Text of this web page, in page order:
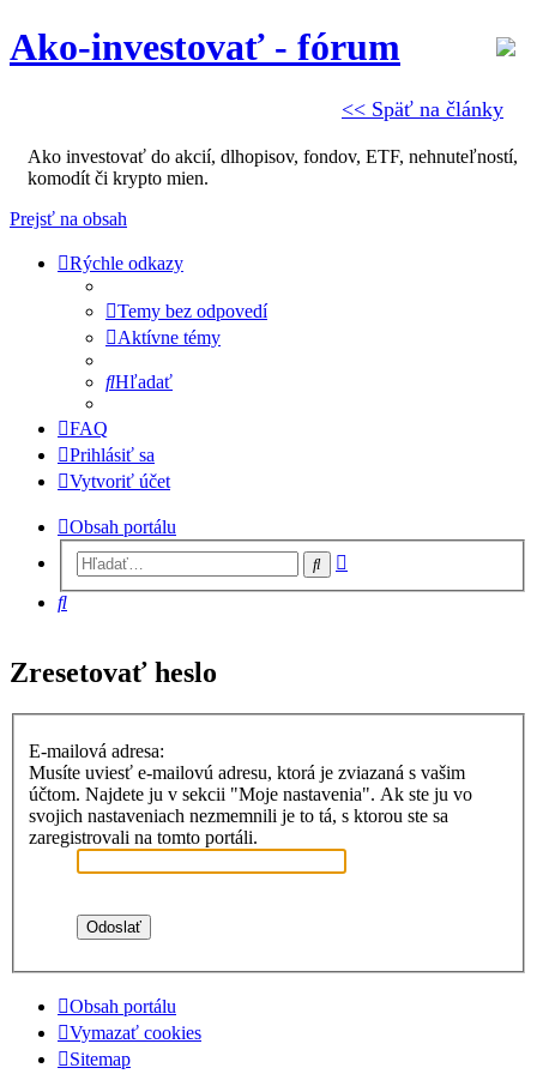
<< Späť na články
Ako-investovať - fórum
Ako investovať do akcií, dlhopisov, fondov, ETF, nehnuteľností,
komodít či krypto mien.
Prejsť na obsah
Rýchle odkazy
Temy bez odpovedí
Aktívne témy
Hľadať
FAQ
Prihlásiť sa
Vytvoriť účet
Obsah portálu
Hľadať
Hľadať
Zresetovať heslo
E-mailová adresa:
Musíte uviesť e-mailovú adresu, ktorá je zviazaná s vašim
účtom. Najdete ju v sekcii "Moje nastavenia". Ak ste ju vo
svojich nastaveniach nezmemnili je to tá, s ktorou ste sa
zaregistrovali na tomto portáli.
Obsah portálu
Vymazať cookies
Sitemap